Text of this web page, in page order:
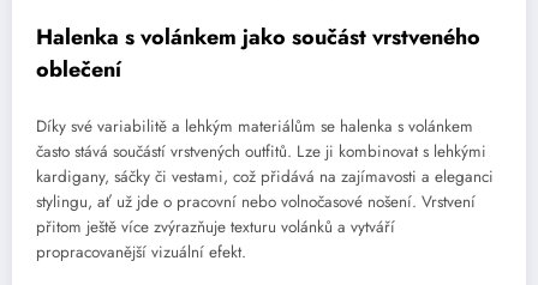
Halenka s volánkem jako součást vrstveného
oblečení
Díky své variabilitě a lehkým materiálům se halenka s volánkem
často stává součástí vrstvených outfitů. Lze ji kombinovat s lehkými
kardigany, sáčky či vestami, což přidává na zajímavosti a eleganci
stylingu, ať už jde o pracovní nebo volnočasové nošení. Vrstvení
přitom ještě více zvýrazňuje texturu volánků a vytváří
propracovanější vizuální efekt.